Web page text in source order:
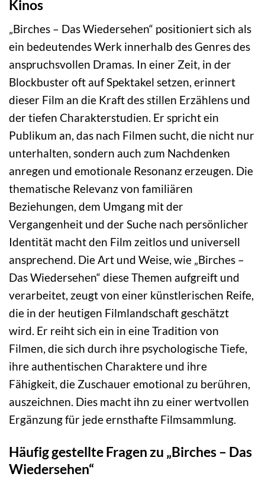
Kinos
„Birches – Das Wiedersehen“ positioniert sich als
ein bedeutendes Werk innerhalb des Genres des
anspruchsvollen Dramas. In einer Zeit, in der
Blockbuster oft auf Spektakel setzen, erinnert
dieser Film an die Kraft des stillen Erzählens und
der tiefen Charakterstudien. Er spricht ein
Publikum an, das nach Filmen sucht, die nicht nur
unterhalten, sondern auch zum Nachdenken
anregen und emotionale Resonanz erzeugen. Die
thematische Relevanz von familiären
Beziehungen, dem Umgang mit der
Vergangenheit und der Suche nach persönlicher
Identität macht den Film zeitlos und universell
ansprechend. Die Art und Weise, wie „Birches –
Das Wiedersehen“ diese Themen aufgreift und
verarbeitet, zeugt von einer künstlerischen Reife,
die in der heutigen Filmlandschaft geschätzt
wird. Er reiht sich ein in eine Tradition von
Filmen, die sich durch ihre psychologische Tiefe,
ihre authentischen Charaktere und ihre
Fähigkeit, die Zuschauer emotional zu berühren,
auszeichnen. Dies macht ihn zu einer wertvollen
Ergänzung für jede ernsthafte Filmsammlung.
Häufig gestellte Fragen zu „Birches – Das
Wiedersehen“